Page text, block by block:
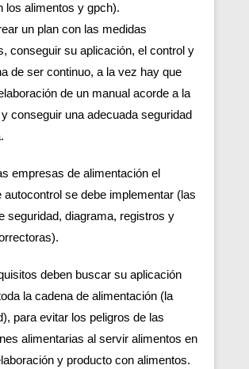
los alimentos y gpch).
un plan con las medidas
conseguir su aplicación, el control y
de ser continuo, a la vez hay que
de un manual acorde a la
conseguir una adecuada seguridad
empresas de alimentación el
autocontrol se debe implementar (las
seguridad, diagrama, registros y
deben buscar su aplicación
la cadena de alimentación (la
para evitar los peligros de las
alimentarias al servir alimentos en
y producto con alimentos.